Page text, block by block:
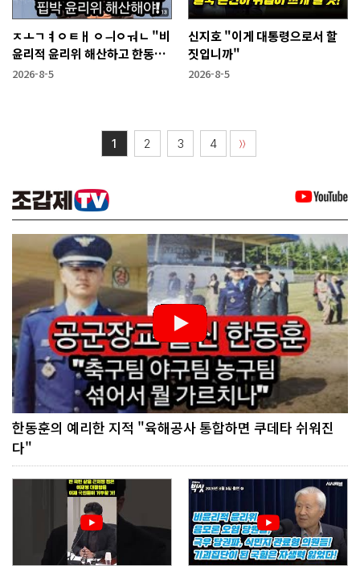
ㅈㅗㄱㅕㅇㅌㅐ ㅇㅢㅇㅝㄴ "비
윤리적 윤리위 해산하고 한동훈
복당 시켜야"
2026-8-5
신지호 "이게 대통령으로서 할
짓입니까"
2026-8-5
1 2 3 4 〉〉
한동훈의 예리한 지적 "육해공사 통합하면 쿠데타 쉬워진
다"